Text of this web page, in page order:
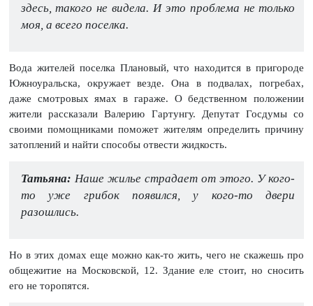
здесь, такого не видела. И это проблема не только
моя, а всего поселка.
Вода жителей поселка Плановый, что находится в пригороде
Южноуральска, окружает везде. Она в подвалах, погребах,
даже смотровых ямах в гараже. О бедственном положении
жители рассказали Валерию Гартунгу. Депутат Госдумы со
своими помощниками поможет жителям определить причину
затоплений и найти способы отвести жидкость.
Татьяна: Наше жилье страдает от этого. У кого-
то уже грибок появился, у кого-то двери
разошлись.
Но в этих домах еще можно как-то жить, чего не скажешь про
общежитие на Московской, 12. Здание еле стоит, но сносить
его не торопятся.